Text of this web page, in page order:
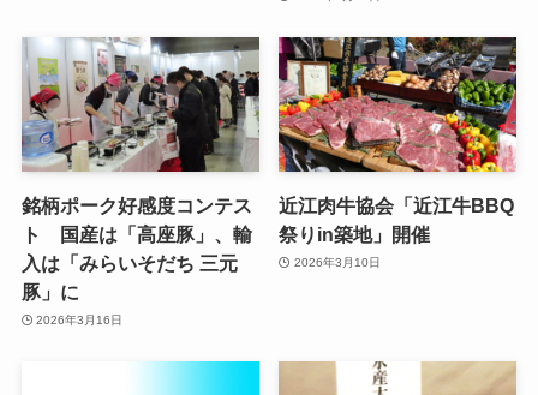
銘柄ポーク好感度コンテス
ト 国産は「高座豚」、輸
入は「みらいそだち 三元
豚」に
2026年3月16日
近江肉牛協会「近江牛BBQ
祭りin築地」開催
2026年3月10日